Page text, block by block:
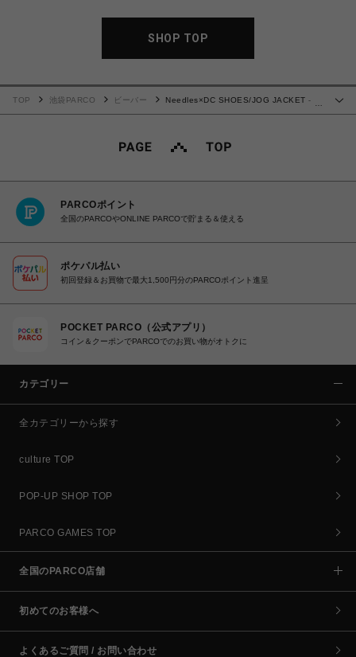
SHOP TOP
TOP 池袋PARCO ビーバー
Needles×DC SHOES/JOG JACKET -
PARCOポイント
全国のPARCOやONLINE PARCOで貯まる＆使える
ポケパル払い
初回登録＆お買物で最大1,500円分のPARCOポイント進呈
POCKET PARCO（公式アプリ）
コイン＆クーポンでPARCOでのお買い物がオトクに
カテゴリー
全カテゴリーから探す
culture TOP
POP-UP SHOP TOP
PARCO GAMES TOP
全国のPARCO店舗
初めてのお客様へ
よくあるご質問 / お問い合わせ